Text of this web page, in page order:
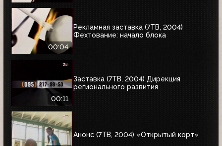
00:04
Рекламная заставка (7ТВ, 2004)
Фехтование: начало блока
00:11
Заставка (7ТВ, 2004) Дирекция
регионального развития
Анонс (7ТВ, 2004) «Открытый корт»